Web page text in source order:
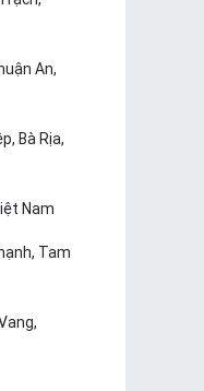
An,
Bà Rịa,
Nam
Tam